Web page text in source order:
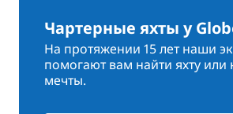
Чартерные яхты у
На протяжении 15 лет наши
помогают вам найти яхту или
мечты.